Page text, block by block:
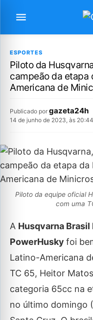
ESPORTES
Piloto da
campeão da etapa
Americana de
Publicado por gazeta24h
14 de junho de 2023, às 20:44
Piloto da equipe oficial
com uma
A Husqvarna Brasil
PowerHusky foi
Latino-Americana
TC 65, Heitor
categoria 65cc na
no último domingo